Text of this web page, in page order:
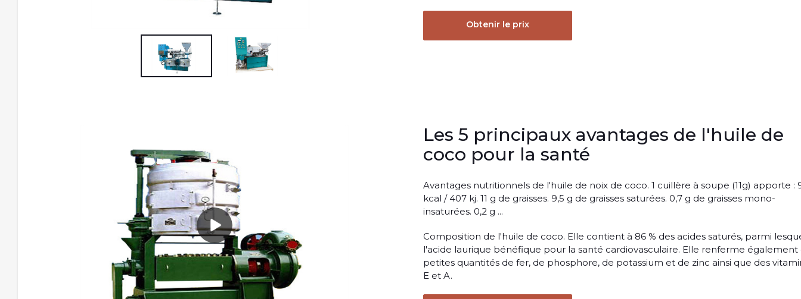
Obtenir le prix
Les 5 principaux avantages de l'huile de
coco pour la santé
Avantages nutritionnels de l'huile de noix de coco. 1 cuillère à soupe (11g) apporte :
kcal / 407 kj. 11 g de graisses. 9,5 g de graisses saturées. 0,7 g de graisses mono-
insaturées. 0,2 g ...
Composition de l'huile de coco. Elle contient à 86 % des acides saturés, parmi
l'acide laurique bénéfique pour la santé cardiovasculaire. Elle renferme également
petites quantités de fer, de phosphore, de potassium et de zinc ainsi que des
E et A.